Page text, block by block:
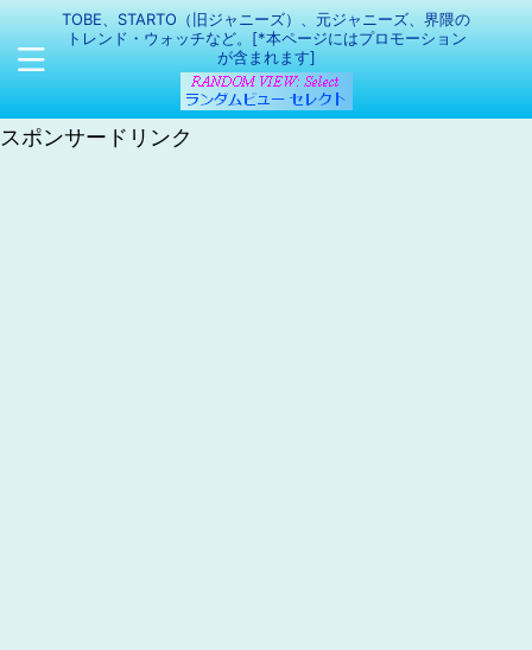
TOBE、STARTO（旧ジャニーズ）、元ジャニーズ、界隈の
トレンド・ウォッチなど。[*本ページにはプロモーション
が含まれます]
スポンサードリンク